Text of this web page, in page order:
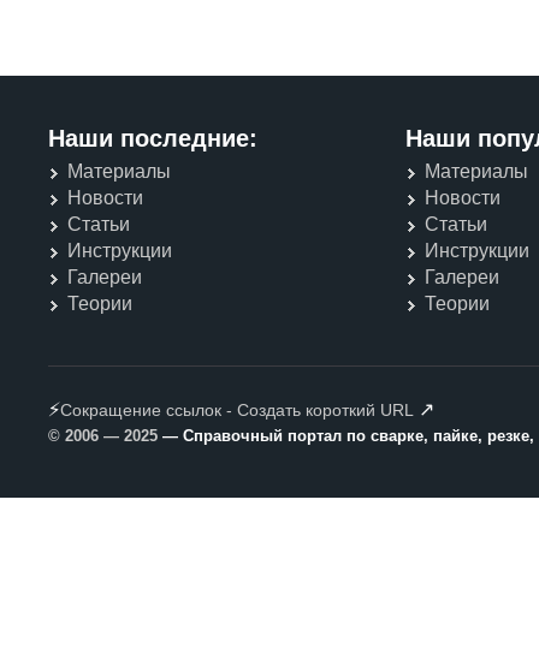
Наши последние:
Материалы
Новости
Статьи
Инструкции
Галереи
Теории
Наши
Материалы
Новости
Статьи
Инструкции
Галереи
Теории
⚡Сокращение ссылок - Создать короткий URL ↗
© 2006 — 2025 — Справочный портал по сварке, пайке,